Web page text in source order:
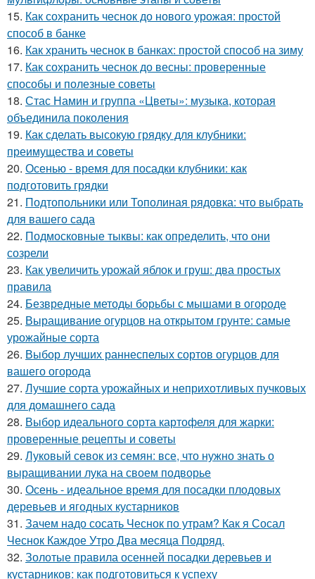
15. Как сохранить чеснок до нового урожая: простой
способ в банке
16. Как хранить чеснок в банках: простой способ на зиму
17. Как сохранить чеснок до весны: проверенные
способы и полезные советы
18. Стас Намин и группа «Цветы»: музыка, которая
объединила поколения
19. Как сделать высокую грядку для клубники:
преимущества и советы
20. Осенью - время для посадки клубники: как
подготовить грядки
21. Подтопольники или Тополиная рядовка: что выбрать
для вашего сада
22. Подмосковные тыквы: как определить, что они
созрели
23. Как увеличить урожай яблок и груш: два простых
правила
24. Безвредные методы борьбы с мышами в огороде
25. Выращивание огурцов на открытом грунте: самые
урожайные сорта
26. Выбор лучших раннеспелых сортов огурцов для
вашего огорода
27. Лучшие сорта урожайных и неприхотливых пучковых
для домашнего сада
28. Выбор идеального сорта картофеля для жарки:
проверенные рецепты и советы
29. Луковый севок из семян: все, что нужно знать о
выращивании лука на своем подворье
30. Осень - идеальное время для посадки плодовых
деревьев и ягодных кустарников
31. Зачем надо сосать Чеснок по утрам? Как я Сосал
Чеснок Каждое Утро Два месяца Подряд.
32. Золотые правила осенней посадки деревьев и
кустарников: как подготовиться к успеху